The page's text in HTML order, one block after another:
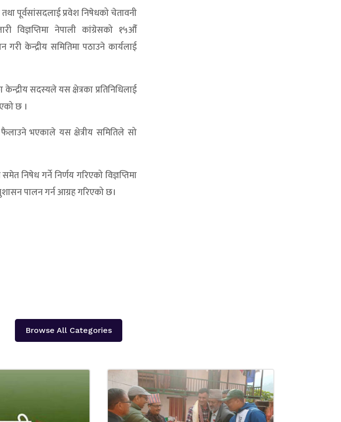
तथा पूर्वसांसदलाई प्रवेश निषेधको चेतावनी
विज्ञप्तिमा नेपाली कांग्रेसको १५औँ
केन्द्रीय समितिमा पठाउने कार्यलाई
सदस्यले यस क्षेत्रका प्रतिनिधिलाई
छ ।
फैलाउने भएकाले यस क्षेत्रीय समितिले सो
निषेध गर्ने निर्णय गरिएको विज्ञप्तिमा
पालन गर्न आग्रह गरिएको छ।
Browse All Categories